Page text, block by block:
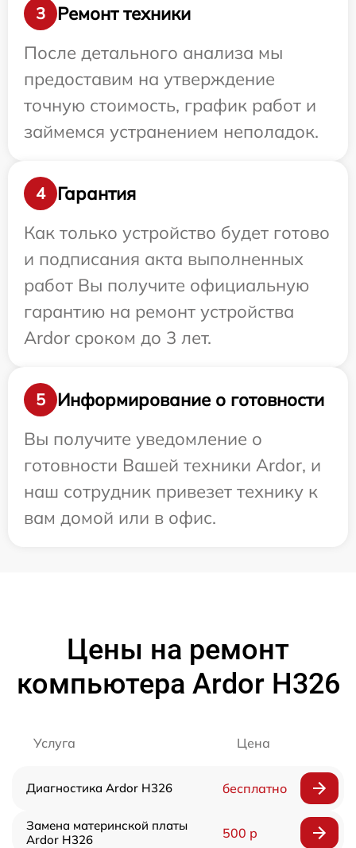
3
Ремонт техники
После детального анализа мы
предоставим на утверждение
точную стоимость, график работ и
займемся устранением неполадок.
4
Гарантия
Как только устройство будет готово
и подписания акта выполненных
работ Вы получите официальную
гарантию на ремонт устройства
Ardor сроком до 3 лет.
5
Информирование о готовности
Вы получите уведомление о
готовности Вашей техники Ardor, и
наш сотрудник привезет технику к
вам домой или в офис.
Цены на ремонт
компьютера Ardor H326
Услуга Цена
Диагностика Ardor H326 бесплатно
Замена материнской платы
Ardor H326
500 р